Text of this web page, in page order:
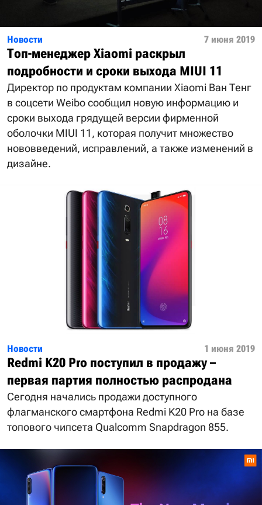
Новости 7 июня 2019
Топ-менеджер Xiaomi раскрыл
подробности и сроки выхода MIUI 11
Директор по продуктам компании Xiaomi Ван Тенг
в соцсети Weibo сообщил новую информацию и
сроки выхода грядущей версии фирменной
оболочки MIUI 11, которая получит множество
нововведений, исправлений, а также изменений в
дизайне.
Новости 1 июня 2019
Redmi K20 Pro поступил в продажу –
первая партия полностью распродана
Сегодня начались продажи доступного
флагманского смартфона Redmi K20 Pro на базе
топового чипсета Qualcomm Snapdragon 855.